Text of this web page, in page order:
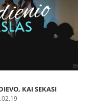
KAI SEKASI